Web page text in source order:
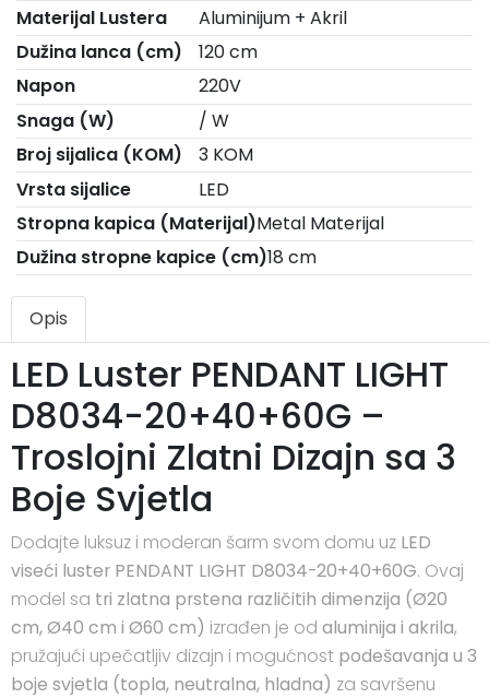
Materijal Lustera
Aluminijum + Akril
Dužina lanca (cm)
120 cm
Napon
220V
Snaga (W)
/ W
Broj sijalica (KOM)
3 KOM
Vrsta sijalice
LED
Stropna kapica (Materijal)Metal Materijal
Dužina stropne kapice (cm)18 cm
Opis
LED Luster PENDANT LIGHT
D8034-20+40+60G –
Troslojni Zlatni Dizajn sa 3
Boje Svjetla
Dodajte luksuz i moderan šarm svom domu uz LED
viseći luster PENDANT LIGHT D8034-20+40+60G. Ovaj
model sa tri zlatna prstena različitih dimenzija (Ø20
cm, Ø40 cm i Ø60 cm) izrađen je od aluminija i akrila,
pružajući upečatljiv dizajn i mogućnost podešavanja u 3
boje svjetla (topla, neutralna, hladna) za savršenu